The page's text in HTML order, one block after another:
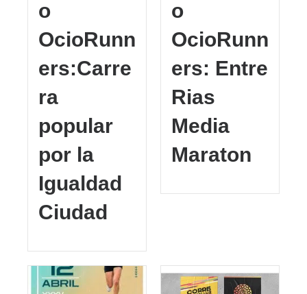
o
OcioRunn
ers:Carre
ra
popular
por la
Igualdad
Ciudad
o
OcioRunn
ers: Entre
Rias
Media
Maraton